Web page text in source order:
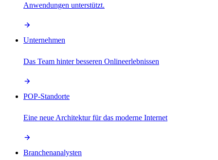
Anwendungen unterstützt.
Unternehmen
Das Team hinter besseren Onlineerlebnissen
POP-Standorte
Eine neue Architektur für das moderne Internet
Branchenanalysten